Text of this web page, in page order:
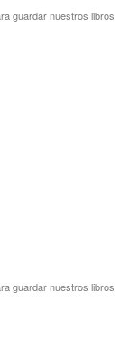
guardar nuestros libros
guardar nuestros libros